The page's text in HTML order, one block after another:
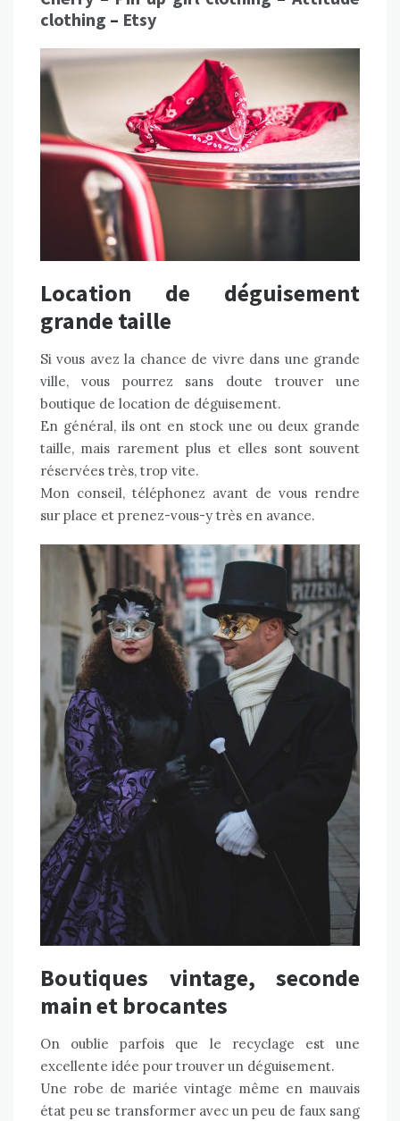
clothing – Etsy
Location de déguisement
grande taille
Si vous avez la chance de vivre dans une grande
ville, vous pourrez sans doute trouver une
boutique de location de déguisement.
En général, ils ont en stock une ou deux grande
taille, mais rarement plus et elles sont souvent
réservées très, trop vite.
Mon conseil, téléphonez avant de vous rendre
sur place et prenez-vous-y très en avance.
Boutiques vintage, seconde
main et brocantes
On oublie parfois que le recyclage est une
excellente idée pour trouver un déguisement.
Une robe de mariée vintage même en mauvais
état peu se transformer avec un peu de faux sang